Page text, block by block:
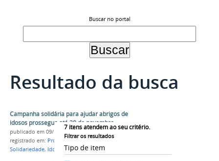
Buscar no portal
Resultado da busca
7 itens atendem ao seu critério.
Filtrar os resultados
Tipo de item
Campanha solidária para ajudar abrigos de
idosos prossegue até 20 de novembro
publicado em 09/11/2020
registrado em: Progepe,Dia do Servidor,Campanha
Solidariedade, Idosos